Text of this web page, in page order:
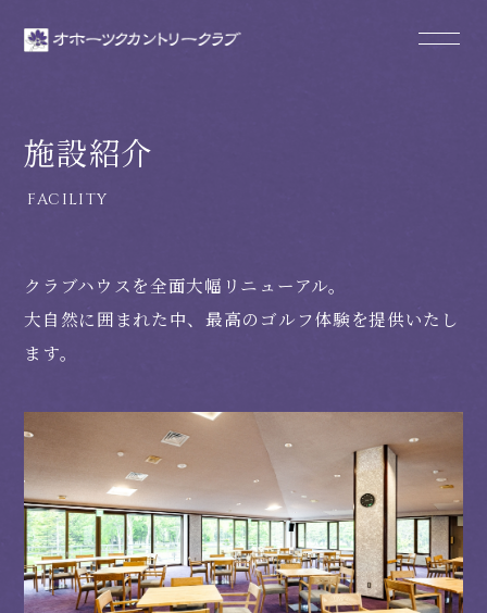
施設紹介
クラブハウスを全面大幅リニューアル。
大自然に囲まれた中、最高のゴルフ体験を提供いたし
ます。